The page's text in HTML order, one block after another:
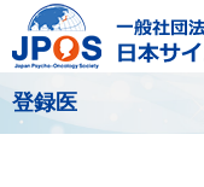
登録医